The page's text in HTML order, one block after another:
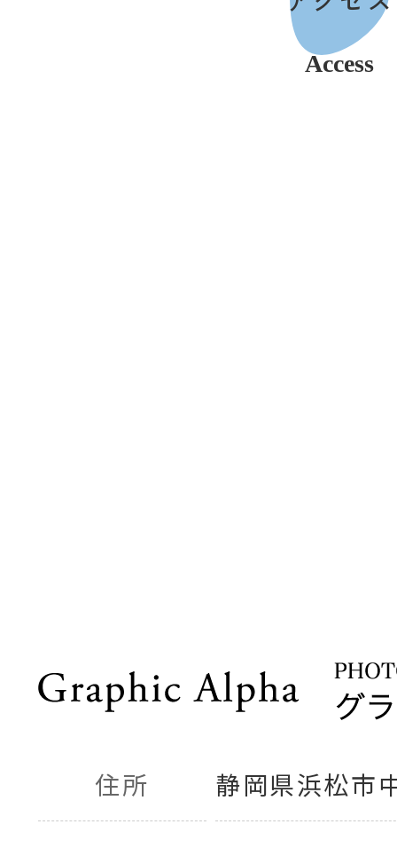
Access
住所 静岡県浜松市